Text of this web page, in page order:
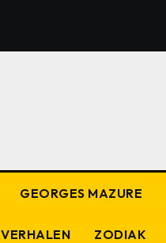
GEORGES MAZURE
ZODIAK